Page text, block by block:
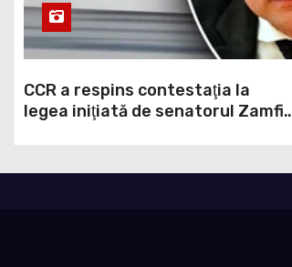
CCR a respins contestaţia la
legea iniţiată de senatorul Zamfir
zonele protejate